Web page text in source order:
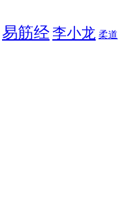
易筋经李小龙 柔道